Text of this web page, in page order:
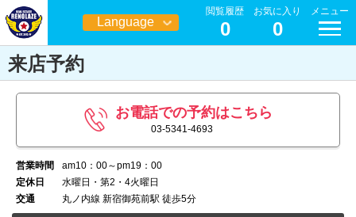
Language
閲覧履歴
0
お気に入り
0
メニュー
来店予約
お電話での予約はこちら
03-5341-4693
営業時間
am10：00～pm19：00
定休日
水曜日・第2・4火曜日
交通
丸ノ内線 新宿御苑前駅 徒歩5分